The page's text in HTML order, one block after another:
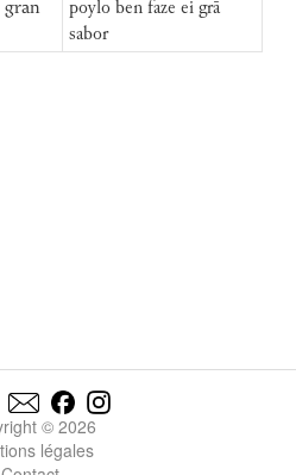
gran
poylo ben faze ei grā
sabor
© 2026
légales